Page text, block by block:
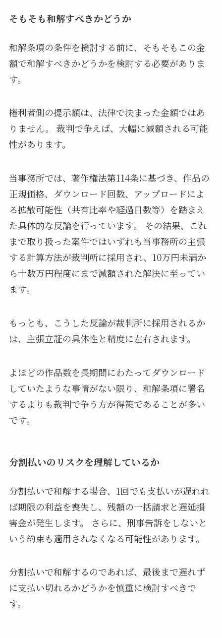
そもそも和解すべきかどうか
和解条項の条件を検討する前に、そもそもこの金
額で和解すべきかどうかを検討する必要がありま
す。
権利者側の提示額は、法律で決まった金額ではあ
りません。 裁判で争えば、大幅に減額される可能
性があります。
当事務所では、著作権法第114条に基づき、作品の
正規価格、ダウンロード回数、アップロードによ
る拡散可能性（共有比率や経過日数等）を踏まえ
た具体的な反論を行っています。 その結果、これ
まで取り扱った案件ではいずれも当事務所の主張
する計算方法が裁判所に採用され、10万円未満か
ら十数万円程度にまで減額された解決に至ってい
ます。
もっとも、こうした反論が裁判所に採用されるか
は、主張立証の具体性と精度に左右されます。
よほどの作品数を長期間にわたってダウンロード
していたような事情がない限り、和解条項に署名
するよりも裁判で争う方が得策であることが多い
です。
分割払いのリスクを理解しているか
分割払いで和解する場合、1回でも支払いが遅れれ
ば期限の利益を喪失し、残額の一括請求と遅延損
害金が発生します。 さらに、刑事告訴をしないと
いう約束も適用されなくなる可能性があります。
分割払いで和解するのであれば、最後まで遅れず
に支払い切れるかどうかを慎重に検討すべきで
す。